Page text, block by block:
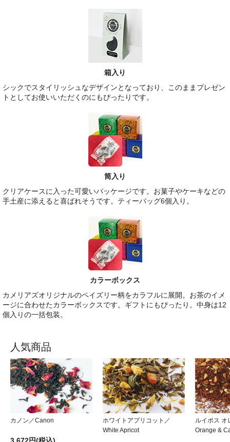
箱入り
シックでスタイリッシュなデザインとなっており、このままプレゼン
トとしてお使いいただくのにもぴったりです。
筒入り
クリアケースに入った可愛いパッケージです。お菓子やケーキなどの
手土産に添えると喜ばれそうです。ティーバッグ6個入り。
カラーボックス
カメリアズオリジナルのペイズリー柄をカラフルに展開。お茶のイメ
ージに合わせたカラーボックスです。ギフトにもぴったり。中身は12
個入りの一括包装。
人気商品
カノン／Canon
ホワイトアプリコット／
White Apricot
ルイボス オ
Orange &